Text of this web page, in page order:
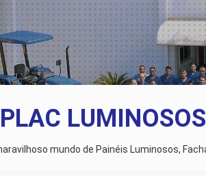
LUMINOSOS
mundo de Painéis Luminosos,